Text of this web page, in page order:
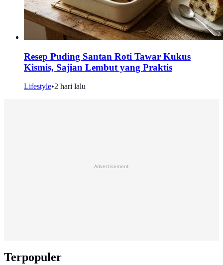
Resep Puding Santan Roti Tawar Kukus
Kismis, Sajian Lembut yang Praktis
Lifestyle•2 hari lalu
Advertisement
Terpopuler